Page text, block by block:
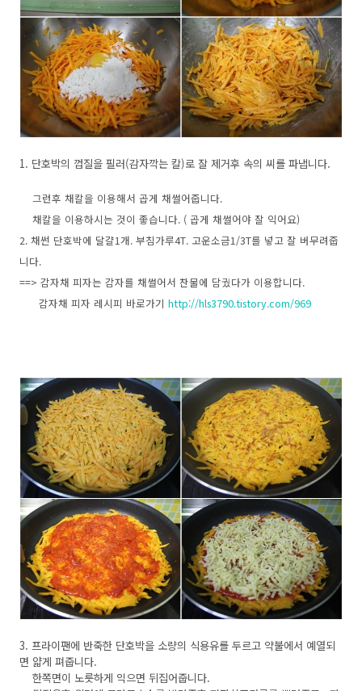
1. 단호박의 껍질을 필러(감자깍는 칼)로 잘 제거후 속의 씨를 파냅니다.
그런후 채칼을 이용해서 곱게 채썰어줍니다.
채칼을 이용하시는 것이 좋습니다. ( 곱게 채썰어야 잘 익어요)
2. 채썬 단호박에 달걀1개. 부침가루4T. 고운소금1/3T를 넣고 잘 버무려줍
니다.
==> 감자채 피자는 감자를 채썰어서 찬물에 담궜다가 이용합니다.
감자채 피자 레시피 바로가기 http://hls3790.tistory.com/969
3. 프라이팬에 반죽한 단호박을 소량의 식용유를 두르고 약불에서 예열되
면 얇게 펴줍니다.
한쪽면이 노릇하게 익으면 뒤집어줍니다.